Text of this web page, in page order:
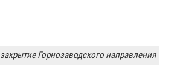
закрытие Горнозаводского направления